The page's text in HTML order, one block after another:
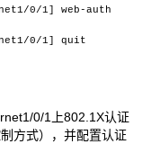
0/1] web-auth
0/1] quit
0/1上802.1X认证
方式），并配置认证